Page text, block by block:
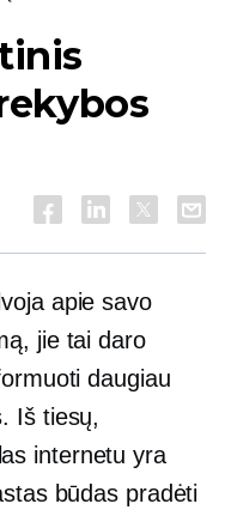
apie savo
jie tai daro
daugiau
Iš tiesų,
internetu yra
būdas pradėti